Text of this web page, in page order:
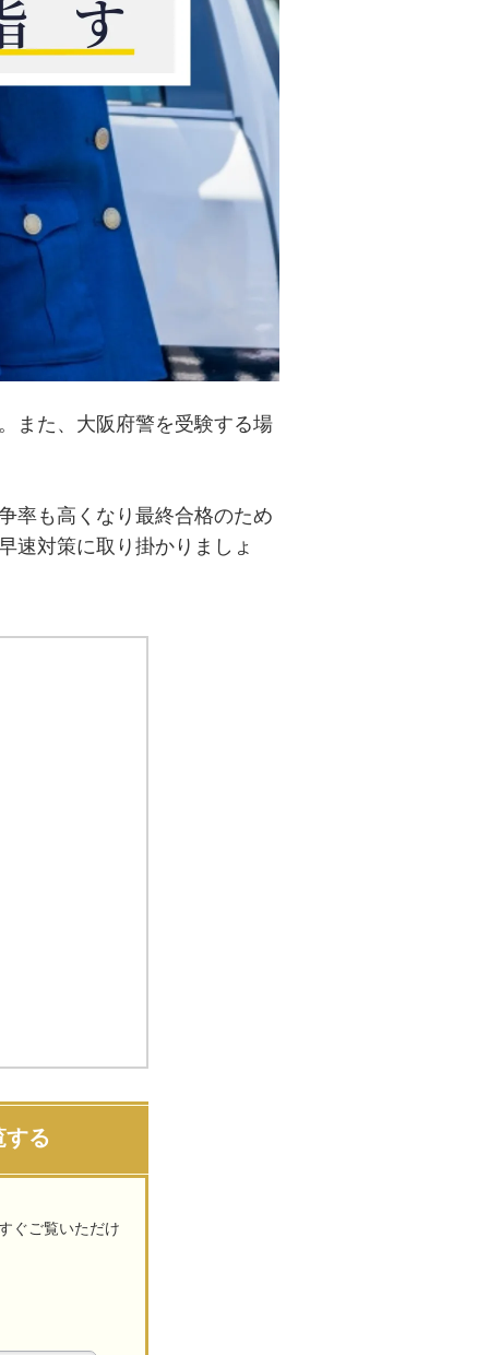
また、大阪府警を受験する場
率も高くなり最終合格のため
速対策に取り掛かりましょ
る
ぐご覧いただけ